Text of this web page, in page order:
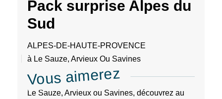
Pack surprise Alpes du
Sud
ALPES-DE-HAUTE-PROVENCE
à Le Sauze, Arvieux Ou Savines
Vous aimerez
Le Sauze, Arvieux ou Savines, découvrez au